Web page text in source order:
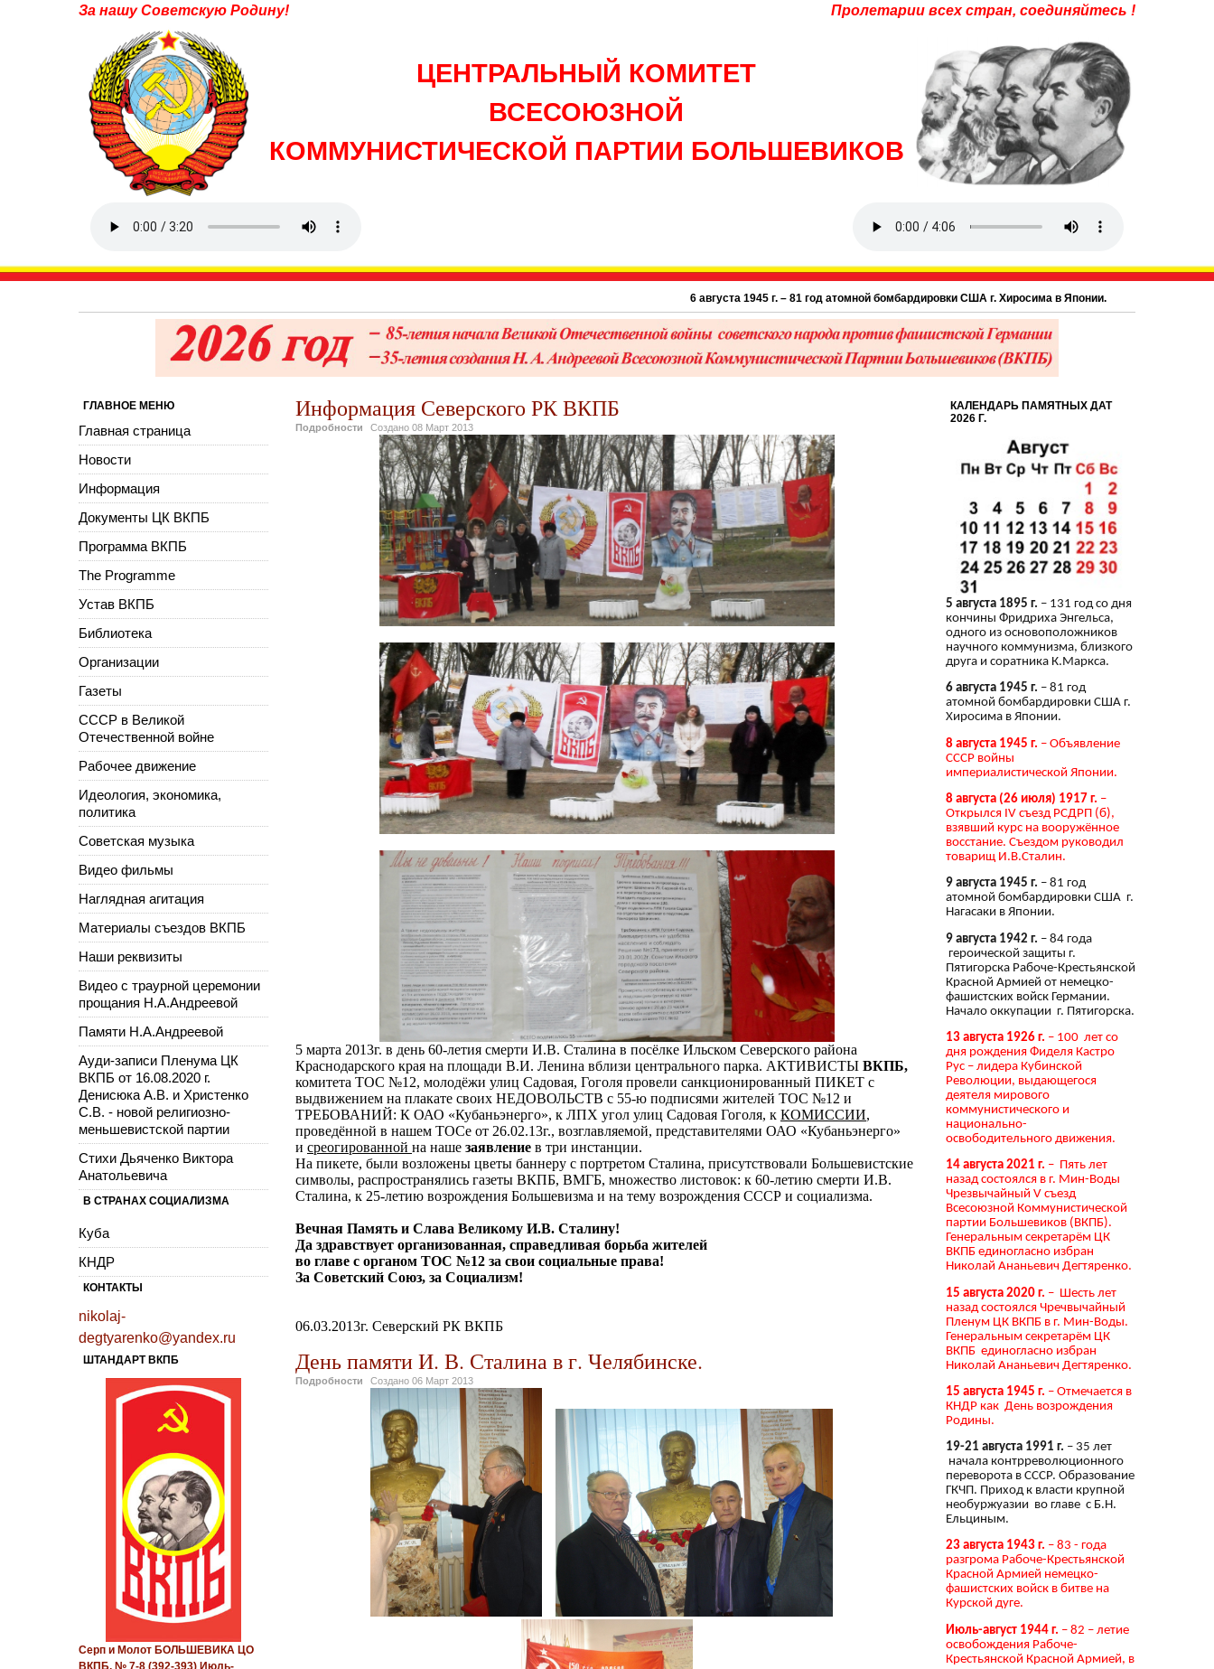
За нашу Советскую Родину! Пролетарии всех стран, соединяйтесь !
ЦЕНТРАЛЬНЫЙ КОМИТЕТ
ВСЕСОЮЗНОЙ
КОММУНИСТИЧЕСКОЙ ПАРТИИ БОЛЬШЕВИКОВ
6 августа 1945 г. – 81 год атомной бомбардировки США г. Хиросима в Японии.
Информация Северского РК ВКПБ
Подробности Создано 08 Март 2013
5 марта 2013г. в день 60-летия смерти И.В. Сталина в посёлке Ильском Северского района
Краснодарского края на площади В.И. Ленина вблизи центрального парка. АКТИВИСТЫ ВКПБ,
комитета ТОС №12, молодёжи улиц Садовая, Гоголя провели санкционированный ПИКЕТ с
выдвижением на плакате своих НЕДОВОЛЬСТВ с 55-ю подписями жителей ТОС №12 и
ТРЕБОВАНИЙ: К ОАО «Кубаньэнерго», к ЛПХ угол улиц Садовая Гоголя, к КОМИССИИ,
проведённой в нашем ТОСе от 26.02.13г., возглавляемой, представителями ОАО «Кубаньэнерго»
и среогированной на наше заявление в три инстанции.
На пикете, были возложены цветы баннеру с портретом Сталина, присутствовали Большевистские
символы, распространялись газеты ВКПБ, ВМГБ, множество листовок: к 60-летию смерти И.В.
Сталина, к 25-летию возрождения Большевизма и на тему возрождения СССР и социализма.
Вечная Память и Слава Великому И.В. Сталину!
Да здравствует организованная, справедливая борьба жителей
во главе с органом ТОС №12 за свои социальные права!
За Советский Союз, за Социализм!
06.03.2013г. Северский РК ВКПБ
День памяти И. В. Сталина в г. Челябинске.
Подробности Создано 06 Март 2013
ГЛАВНОЕ МЕНЮ
Главная страница
Новости
Информация
Документы ЦК ВКПБ
Программа ВКПБ
The Programme
Устав ВКПБ
Библиотека
Организации
Газеты
СССР в Великой
Отечественной войне
Рабочее движение
Идеология, экономика,
политика
Советская музыка
Видео фильмы
Наглядная агитация
Материалы съездов ВКПБ
Наши реквизиты
Видео с траурной церемонии
прощания Н.А.Андреевой
Памяти Н.А.Андреевой
Ауди-записи Пленума ЦК
ВКПБ от 16.08.2020 г.
Денисюка А.В. и Христенко
С.В. - новой религиозно-
меньшевистской партии
Стихи Дьяченко Виктора
Анатольевича
В СТРАНАХ СОЦИАЛИЗМА
Куба
КНДР
КОНТАКТЫ
nikolaj-
degtyarenko@yandex.ru
ШТАНДАРТ ВКПБ
Серп и Молот БОЛЬШЕВИКА ЦО
ВКПБ, № 7-8 (392-393) Июль-
КАЛЕНДАРЬ ПАМЯТНЫХ ДАТ
2026 Г.
5 августа 1895 г. – 131 год со дня
кончины Фридриха Энгельса,
одного из основоположников
научного коммунизма, близкого
друга и соратника К.Маркса.
6 августа 1945 г. – 81 год
атомной бомбардировки США г.
Хиросима в Японии.
8 августа 1945 г. – Объявление
СССР войны
империалистической Японии.
8 августа (26 июля) 1917 г. –
Открылся IV съезд РСДРП (б),
взявший курс на вооружённое
восстание. Съездом руководил
товарищ И.В.Сталин.
9 августа 1945 г. – 81 год
атомной бомбардировки США г.
Нагасаки в Японии.
9 августа 1942 г. – 84 года
героической защиты г.
Пятигорска Рабоче-Крестьянской
Красной Армией от немецко-
фашистских войск Германии.
Начало оккупации г. Пятигорска.
13 августа 1926 г. – 100 лет со
дня рождения Фиделя Кастро
Рус – лидера Кубинской
Революции, выдающегося
деятеля мирового
коммунистического и
национально-
освободительного движения.
14 августа 2021 г. – Пять лет
назад состоялся в г. Мин-Воды
Чрезвычайный V съезд
Всесоюзной Коммунистической
партии Большевиков (ВКПБ).
Генеральным секретарём ЦК
ВКПБ единогласно избран
Николай Ананьевич Дегтяренко.
15 августа 2020 г. – Шесть лет
назад состоялся Чречвычайный
Пленум ЦК ВКПБ в г. Мин-Воды.
Генеральным секретарём ЦК
ВКПБ единогласно избран
Николай Ананьевич Дегтяренко.
15 августа 1945 г. – Отмечается в
КНДР как День возрождения
Родины.
19-21 августа 1991 г. – 35 лет
начала контрреволюционного
переворота в СССР. Образование
ГКЧП. Приход к власти крупной
необуржуазии во главе с Б.Н.
Ельциным.
23 августа 1943 г. – 83 - года
разгрома Рабоче-Крестьянской
Красной Армией немецко-
фашистских войск в битве на
Курской дуге.
Июль-август 1944 г. – 82 – летие
освобождения Рабоче-
Крестьянской Красной Армией, в